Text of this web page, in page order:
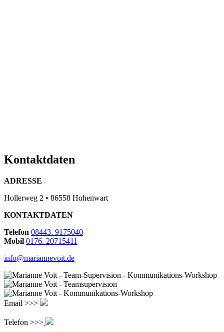
Kontaktdaten
ADRESSE
Hollerweg 2 • 86558 Hohenwart
KONTAKTDATEN
Telefon 08443. 9175040
Mobil 0176. 20715411
info@mariannevoit.de
Email >>>
Telefon >>>